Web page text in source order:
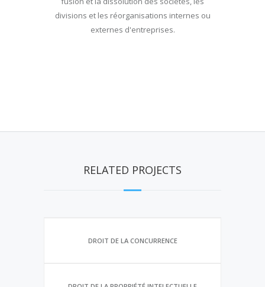
divisions et les réorganisations internes ou
externes d'entreprises.
RELATED PROJECTS
DROIT DE LA CONCURRENCE